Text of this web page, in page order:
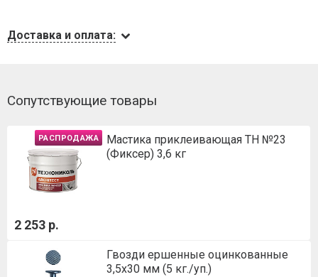
Доставка и оплата:
Сопутствующие товары
РАСПРОДАЖА
Мастика приклеивающая ТН №23
(Фиксер) 3,6 кг
2 253 р.
Гвозди ершенные оцинкованные
3,5х30 мм (5 кг./уп.)